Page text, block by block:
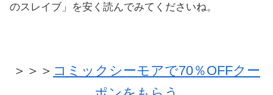
のスレイブ」を安く読んでみてくださいね。
＞＞＞ コミックシーモアで70％OFFクー